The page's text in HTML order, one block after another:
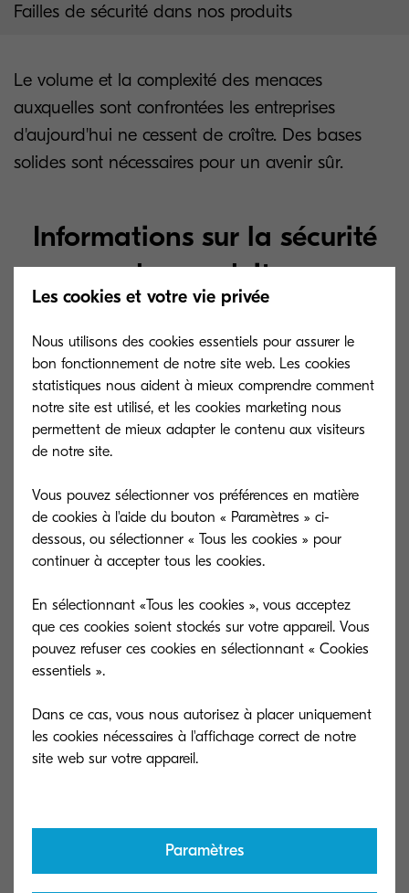
Failles de sécurité dans nos produits
Le volume et la complexité des menaces
auxquelles sont confrontées les entreprises
d'aujourd'hui ne cessent de croître. Des bases
solides sont nécessaires pour un avenir sûr.
Informations sur la sécurité
des produits
Failles de sécurité
Failles de sécurité sur les imprimantes et
multifonctions Kyocera
Security vulnerabilities in our products
Security vulnerabilities in our company
document output management
software
Voir plus
Security informaiton in our products
Les cookies et votre vie privée
Nous utilisons des cookies essentiels pour assurer le
bon fonctionnement de notre site web. Les cookies
statistiques nous aident à mieux comprendre comment
notre site est utilisé, et les cookies marketing nous
permettent de mieux adapter le contenu aux visiteurs
de notre site.
Vous pouvez sélectionner vos préférences en matière
de cookies à l'aide du bouton « Paramètres » ci-
dessous, ou sélectionner « Tous les cookies » pour
continuer à accepter tous les cookies.
En sélectionnant «Tous les cookies », vous acceptez
que ces cookies soient stockés sur votre appareil. Vous
pouvez refuser ces cookies en sélectionnant « Cookies
essentiels ».
Dans ce cas, vous nous autorisez à placer uniquement
les cookies nécessaires à l'affichage correct de notre
Paramètres